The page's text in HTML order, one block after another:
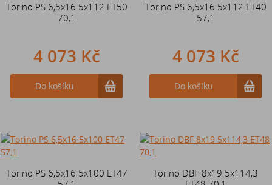
Torino PS 6,5x16 5x112 ET50
70,1
4 073 Kč
Do košíku
Torino PS 6,5x16 5x112 ET40
57,1
4 073 Kč
Do košíku
Torino PS 6,5x16 5x100 ET47
Torino DBF 8x19 5x114,3